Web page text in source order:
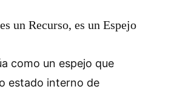
un Recurso, es un Espejo
como un espejo que
estado interno de